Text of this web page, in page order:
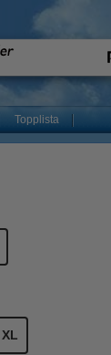
Topplista
XL